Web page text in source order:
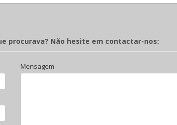
procurava? Não hesite em contactar-nos:
Mensagem